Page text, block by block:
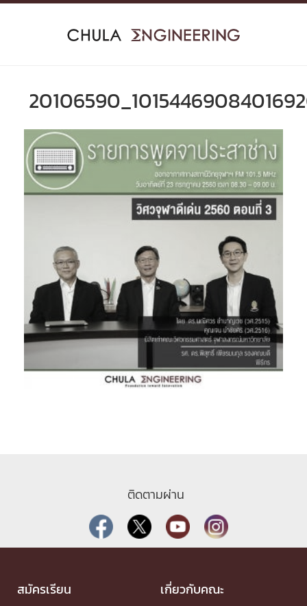
Skip
ติดตามผ่าน
สมัครเรียน เกี่ยวกับคณะ